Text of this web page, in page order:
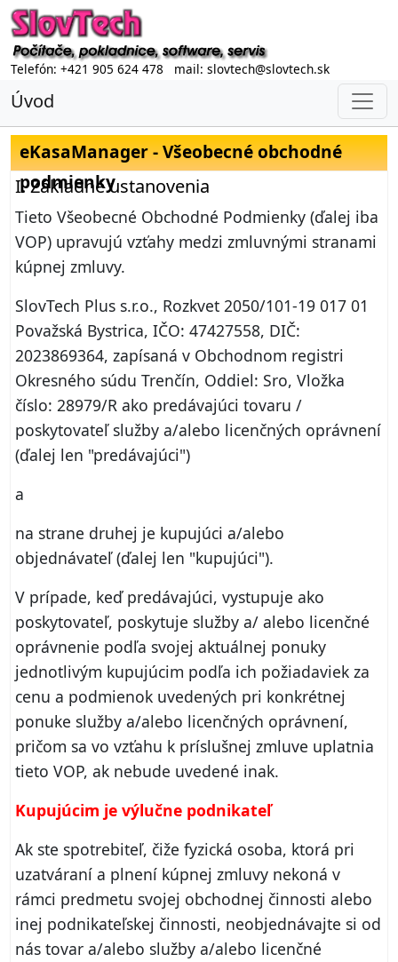
Telefón: +421 905 624 478 mail: slovtech@slovtech.sk
Úvod
eKasaManager - Všeobecné obchodné
podmienky
I. Základné ustanovenia
Tieto Všeobecné Obchodné Podmienky (ďalej iba
VOP) upravujú vzťahy medzi zmluvnými stranami
kúpnej zmluvy.
SlovTech Plus s.r.o., Rozkvet 2050/101-19 017 01
Považská Bystrica, IČO: 47427558, DIČ:
2023869364, zapísaná v Obchodnom registri
Okresného súdu Trenčín, Oddiel: Sro, Vložka
číslo: 28979/R ako predávajúci tovaru /
poskytovateľ služby a/alebo licenčných oprávnení
(ďalej len "predávajúci")
a
na strane druhej je kupujúci a/alebo
objednávateľ (ďalej len "kupujúci").
V prípade, keď predávajúci, vystupuje ako
poskytovateľ, poskytuje služby a/ alebo licenčné
oprávnenie podľa svojej aktuálnej ponuky
jednotlivým kupujúcim podľa ich požiadaviek za
cenu a podmienok uvedených pri konkrétnej
ponuke služby a/alebo licenčných oprávnení,
pričom sa vo vzťahu k príslušnej zmluve uplatnia
tieto VOP, ak nebude uvedené inak.
Kupujúcim je výlučne podnikateľ
Ak ste spotrebiteľ, čiže fyzická osoba, ktorá pri
uzatváraní a plnení kúpnej zmluvy nekoná v
rámci predmetu svojej obchodnej činnosti alebo
inej podnikateľskej činnosti, neobjednávajte si od
nás tovar a/alebo služby a/alebo licenčné